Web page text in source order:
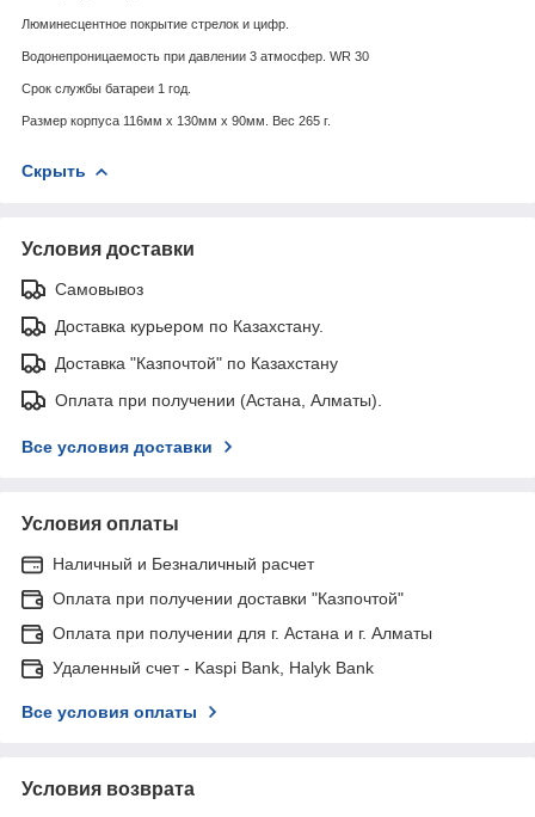
Люминесцентное покрытие стрелок и цифр.
Водонепроницаемость при давлении 3 атмосфер. WR 30
Срок службы батареи 1 год.
Размер корпуса 116мм x 130мм x 90мм. Вес 265 г.
Скрыть
Условия доставки
Самовывоз
Доставка курьером по Казахстану.
Доставка "Казпочтой" по Казахстану
Оплата при получении (Астана, Алматы).
Все условия доставки
Условия оплаты
Наличный и Безналичный расчет
Оплата при получении доставки "Казпочтой"
Оплата при получении для г. Астана и г. Алматы
Удаленный счет - Kaspi Bank, Halyk Bank
Все условия оплаты
Условия возврата